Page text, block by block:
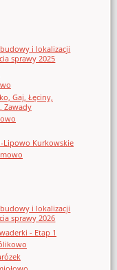
i lokalizacji
sprawy 2025
Gaj, Łęciny,
Zawady
Lipowo Kurkowskie
i lokalizacji
sprawy 2026
- Etap 1